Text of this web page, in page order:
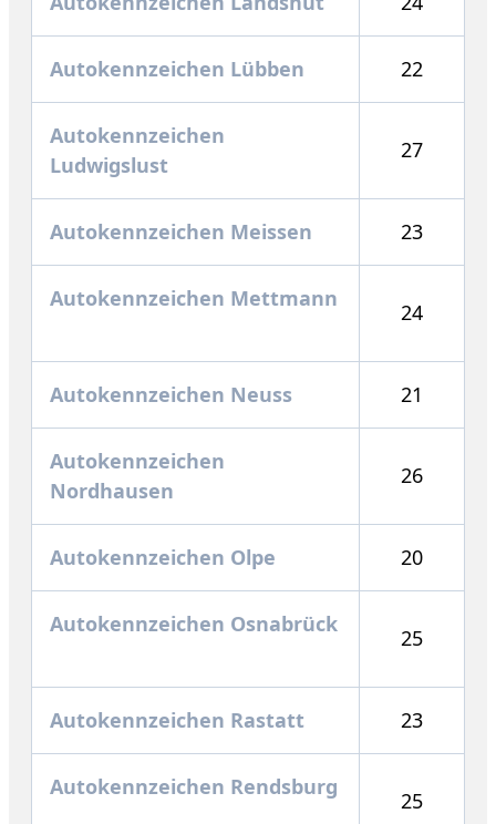
Autokennzeichen Lübben 22
Autokennzeichen
Ludwigslust
27
Autokennzeichen Meissen 23
Autokennzeichen Mettmann
24
Autokennzeichen Neuss 21
Autokennzeichen
Nordhausen
26
Autokennzeichen Olpe 20
Autokennzeichen Osnabrück
25
Autokennzeichen Rastatt 23
Autokennzeichen Rendsburg
25